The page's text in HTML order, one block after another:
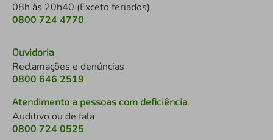
08h às 20h40 (Exceto feriados)
0800 724 4770
Ouvidoria
Reclamações e denúncias
0800 646 2519
Atendimento a pessoas com deficiência
Auditivo ou de fala
0800 724 0525